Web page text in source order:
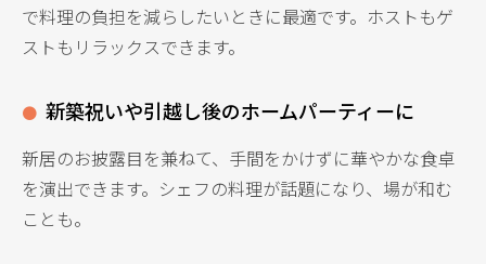
で料理の負担を減らしたいときに最適です。ホストもゲ
ストもリラックスできます。
新築祝いや引越し後のホームパーティーに
新居のお披露目を兼ねて、手間をかけずに華やかな食卓
を演出できます。シェフの料理が話題になり、場が和む
ことも。